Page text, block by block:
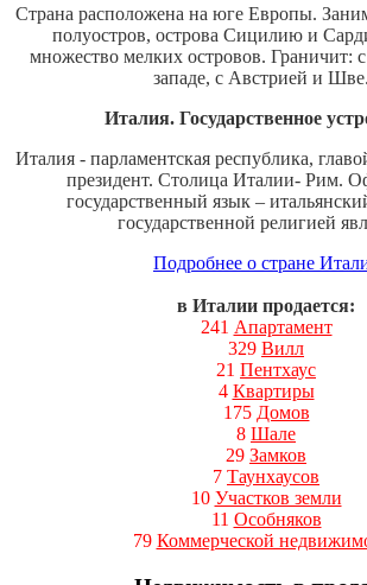
Страна расположена на юге Европы.
полуостров, острова Сицилию и
множество мелких островов.
западе, с Австрией и
Италия. Государственное
Италия - парламентская республика,
президент. Столица Италии- Рим.
государственный язык –
государственной религией
Подробнее о стране
в Италии продается:
241 Апартамент
329 Вилл
21 Пентхаус
4 Квартиры
175 Домов
8 Шале
29 Замков
7 Таунхаусов
10 Участков земли
11 Особняков
79 Коммерческой